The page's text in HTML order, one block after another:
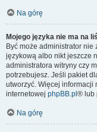
Na górę
Mojego języka nie ma na
Być może administrator
językową albo nikt jeszcze
administratora witryny czy
potrzebujesz. Jeśli pakiet
utworzyć. Więcej informacji
internetowej phpBB.pl ® lub
Na górę